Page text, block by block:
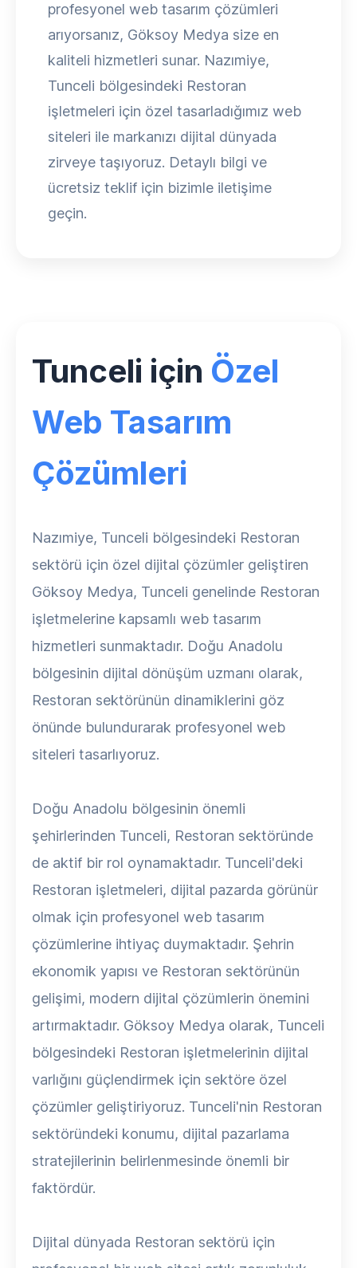
profesyonel web tasarım çözümleri
arıyorsanız, Göksoy Medya size en
kaliteli hizmetleri sunar. Nazımiye,
Tunceli bölgesindeki Restoran
işletmeleri için özel tasarladığımız web
siteleri ile markanızı dijital dünyada
zirveye taşıyoruz. Detaylı bilgi ve
ücretsiz teklif için bizimle iletişime
geçin.
Tunceli için Özel
Web Tasarım
Çözümleri
Nazımiye, Tunceli bölgesindeki Restoran
sektörü için özel dijital çözümler geliştiren
Göksoy Medya, Tunceli genelinde Restoran
işletmelerine kapsamlı web tasarım
hizmetleri sunmaktadır. Doğu Anadolu
bölgesinin dijital dönüşüm uzmanı olarak,
Restoran sektörünün dinamiklerini göz
önünde bulundurarak profesyonel web
siteleri tasarlıyoruz.
Doğu Anadolu bölgesinin önemli
şehirlerinden Tunceli, Restoran sektöründe
de aktif bir rol oynamaktadır. Tunceli'deki
Restoran işletmeleri, dijital pazarda görünür
olmak için profesyonel web tasarım
çözümlerine ihtiyaç duymaktadır. Şehrin
ekonomik yapısı ve Restoran sektörünün
gelişimi, modern dijital çözümlerin önemini
artırmaktadır. Göksoy Medya olarak, Tunceli
bölgesindeki Restoran işletmelerinin dijital
varlığını güçlendirmek için sektöre özel
çözümler geliştiriyoruz. Tunceli'nin Restoran
sektöründeki konumu, dijital pazarlama
stratejilerinin belirlenmesinde önemli bir
faktördür.
Dijital dünyada Restoran sektörü için